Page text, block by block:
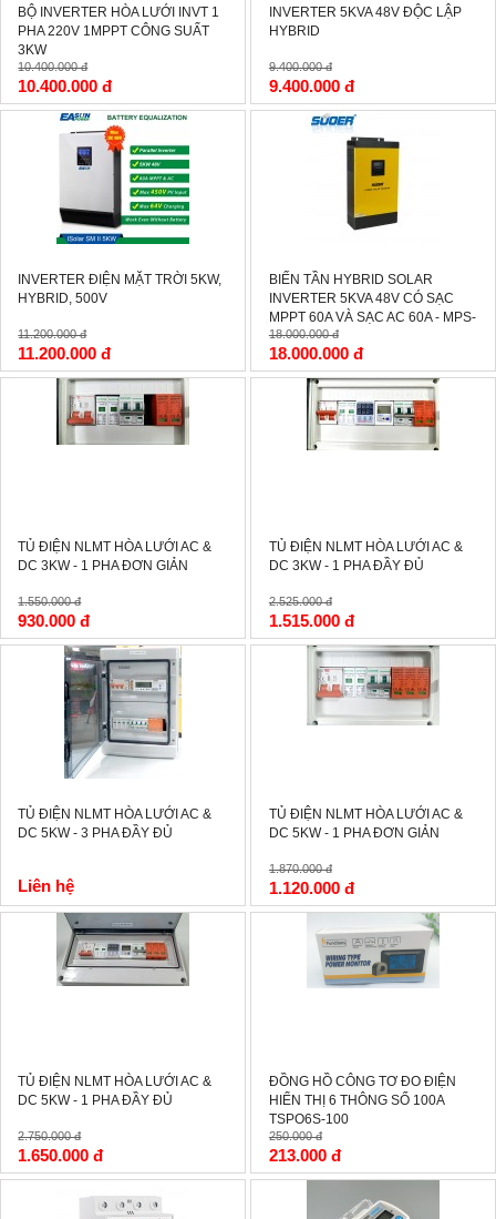
BỘ INVERTER HÒA LƯỚI INVT 1
PHA 220V 1MPPT CÔNG SUẤT
3KW
10.400.000 đ
10.400.000 đ
INVERTER 5KVA 48V ĐỘC LẬP
HYBRID
9.400.000 đ
9.400.000 đ
INVERTER ĐIỆN MẶT TRỜI 5KW,
HYBRID, 500V
11.200.000 đ
11.200.000 đ
BIẾN TẦN HYBRID SOLAR
INVERTER 5KVA 48V CÓ SẠC
MPPT 60A VÀ SẠC AC 60A - MPS-
5KVA-48
18.000.000 đ
18.000.000 đ
TỦ ĐIỆN NLMT HÒA LƯỚI AC &
DC 3KW - 1 PHA ĐƠN GIẢN
1.550.000 đ
930.000 đ
TỦ ĐIỆN NLMT HÒA LƯỚI AC &
DC 3KW - 1 PHA ĐẦY ĐỦ
2.525.000 đ
1.515.000 đ
TỦ ĐIỆN NLMT HÒA LƯỚI AC &
DC 5KW - 3 PHA ĐẦY ĐỦ
Liên hệ
TỦ ĐIỆN NLMT HÒA LƯỚI AC &
DC 5KW - 1 PHA ĐƠN GIẢN
1.870.000 đ
1.120.000 đ
TỦ ĐIỆN NLMT HÒA LƯỚI AC &
DC 5KW - 1 PHA ĐẦY ĐỦ
2.750.000 đ
1.650.000 đ
ĐỒNG HỒ CÔNG TƠ ĐO ĐIỆN
HIỂN THỊ 6 THÔNG SỐ 100A
TSPO6S-100
250.000 đ
213.000 đ